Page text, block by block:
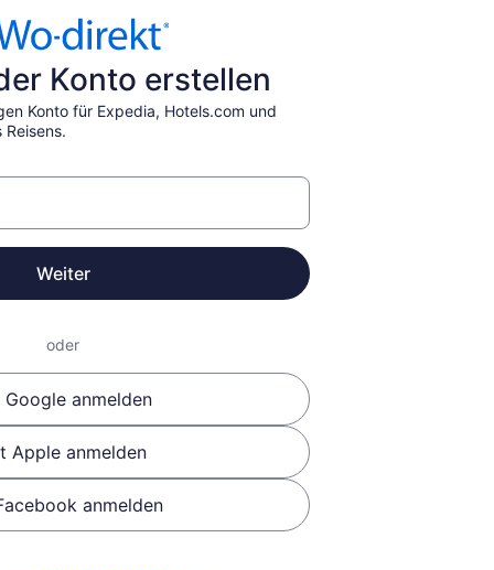
Konto erstellen
Konto für Expedia, Hotels.com und
Reisens.
Weiter
oder
Google anmelden
Apple anmelden
anmelden